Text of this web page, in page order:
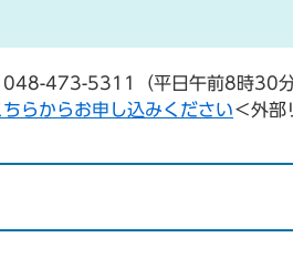
048-473-5311
（平日午前8時30
ちらからお申し込みください＜外部